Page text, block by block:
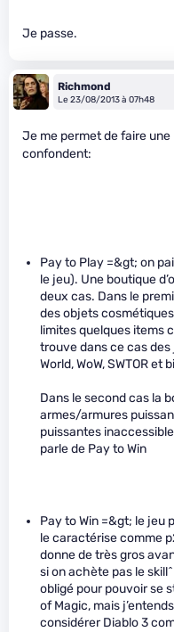
Je passe.
Richmond
Le 23/08/2013 à 07h48
Je me permet de faire
confondent:
Pay to Play =&gt; on
le jeu). Une boutique
deux cas. Dans le
des objets
limites quelques items
trouve dans ce cas
World, WoW, SWTOR et
Dans le second cas la
armes/armures
puissantes
parle de Pay to Win
Pay to Win =&gt; le jeu
le caractérise comme
donne de très gros
si on achète pas le
obligé pour pouvoir se
of Magic, mais
considérer Diablo 3